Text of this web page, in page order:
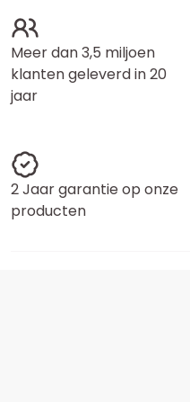
Meer dan 3,5 miljoen
klanten geleverd in 20
jaar
2 Jaar garantie op onze
producten